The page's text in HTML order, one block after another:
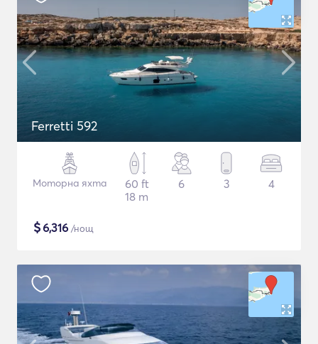
Ferretti 592
Моторна яхта
60 ft
18 m
6 3 4
$6,316 /нощ